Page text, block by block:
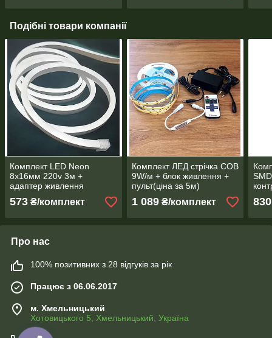
Подібні товари компанії
Комплект LED Neon
8х16мм 220v 3м +
адаптер живлення
573 ₴/комплект
Комплект ЛЕД стрічка СОВ
9W/м + блок живлення +
пульт(ціна за 5м)
1 089₴/комплект 830
Про нас
100% позитивних з 28 відгуків за рік
Працює з 06.06.2017
м. Хмельницький
Хотовицького 5, Хмельницький, Україна